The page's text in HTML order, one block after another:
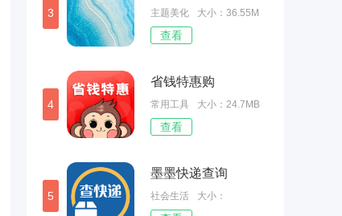
3 主题美化 大小：36.55M
查看
4
省钱特惠购
常用工具 大小：24.7MB
查看
5
墨墨快递查询
社会生活
大小：